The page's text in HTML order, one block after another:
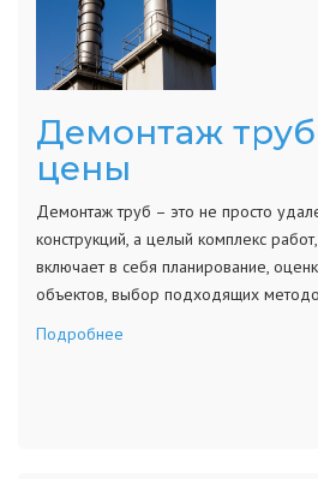
Демонтаж труб
цены
Демонтаж труб – это не просто
конструкций, а целый комплекс
включает в себя планирование,
объектов, выбор подходящих
Подробнее